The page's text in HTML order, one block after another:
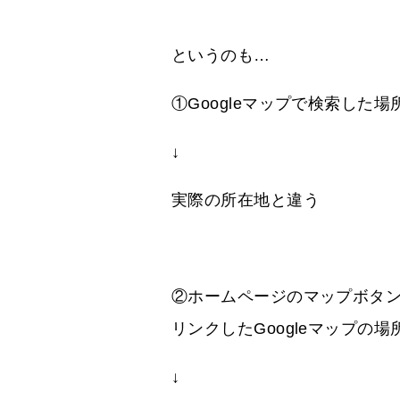
というのも…
①Googleマップで検索した場
↓
実際の所在地と違う
②ホームページのマップボタ
リンクしたGoogleマップの場
↓